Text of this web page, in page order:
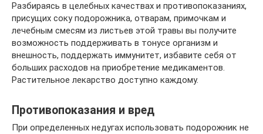
Разбираясь в целебных качествах и противопоказаниях,
присущих соку подорожника, отварам, примочкам и
лечебным смесям из листьев этой травы вы получите
возможность поддерживать в тонусе организм и
внешность, поддержать иммунитет, избавите себя от
больших расходов на приобретение медикаментов.
Растительное лекарство доступно каждому.
Противопоказания и вред
При определенных недугах использовать подорожник не